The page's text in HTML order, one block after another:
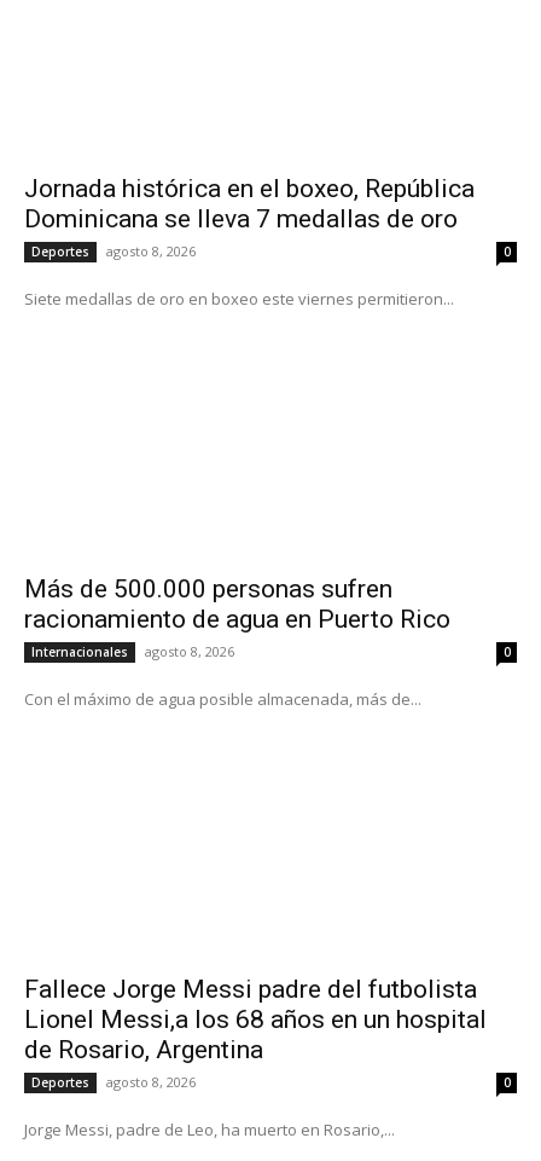
Jornada histórica en el boxeo, República
Dominicana se lleva 7 medallas de oro
Deportes agosto 8, 2026 0
Siete medallas de oro en boxeo este viernes permitieron...
Más de 500.000 personas sufren
racionamiento de agua en Puerto Rico
Internacionales agosto 8, 2026 0
Con el máximo de agua posible almacenada, más de...
Fallece Jorge Messi padre del futbolista
Lionel Messi,a los 68 años en un hospital
de Rosario, Argentina
Deportes agosto 8, 2026 0
Jorge Messi, padre de Leo, ha muerto en Rosario,...